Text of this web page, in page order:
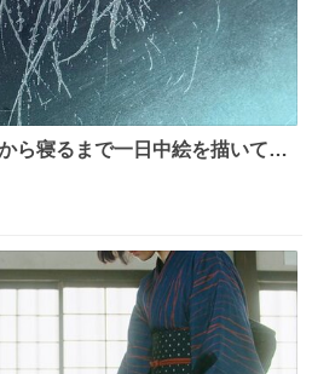
ら寝るまで一日中絵を描いてる
す。